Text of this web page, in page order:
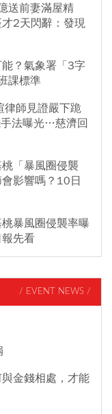
送前妻滿屋精
2天閃辭：發現
？氣象署「3字
課標準
律師見證嚴下跪
法曝光…慈濟回
「暴風圈侵襲
影響嗎？10日
暴風圈侵襲率曝
先看
/ EVENT NEWS /
金錢相處，才能